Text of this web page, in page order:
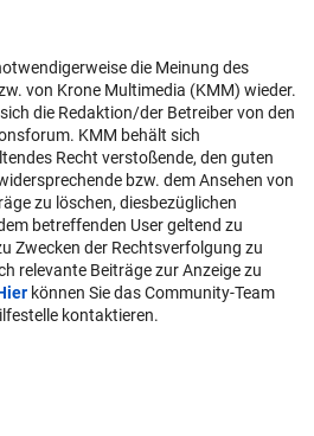
die Meinung des
von Krone Multimedia (KMM) wieder.
die Redaktion/der Betreiber von den
KMM behält sich
Recht verstoßende, den guten
bzw. dem Ansehen von
zu löschen, diesbezüglichen
betreffenden User geltend zu
Zwecken der Rechtsverfolgung zu
relevante Beiträge zur Anzeige zu
können Sie das Community-Team
kontaktieren.